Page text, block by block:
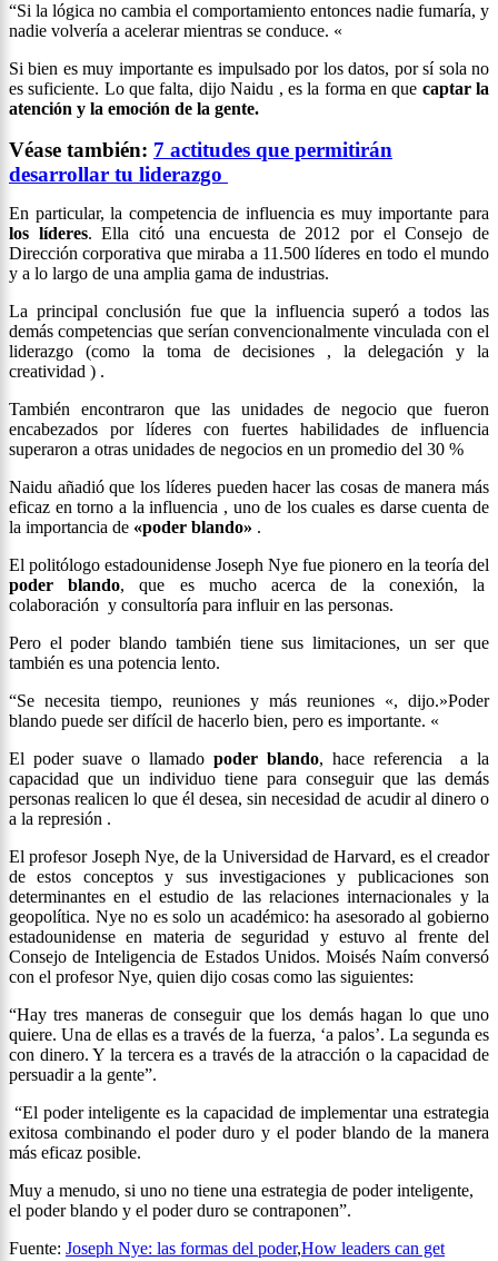
“Si la lógica no cambia el comportamiento entonces nadie fumaría, y
nadie volvería a acelerar mientras se conduce. «
Si bien es muy importante es impulsado por los datos, por sí sola no
es suficiente. Lo que falta, dijo Naidu , es la forma en que captar la
atención y la emoción de la gente.
Véase también: 7 actitudes que permitirán
desarrollar tu liderazgo
En particular, la competencia de influencia es muy importante para
los líderes. Ella citó una encuesta de 2012 por el Consejo de
Dirección corporativa que miraba a 11.500 líderes en todo el mundo
y a lo largo de una amplia gama de industrias.
La principal conclusión fue que la influencia superó a todos las
demás competencias que serían convencionalmente vinculada con el
liderazgo (como la toma de decisiones , la delegación y la
creatividad ) .
También encontraron que las unidades de negocio que fueron
encabezados por líderes con fuertes habilidades de influencia
superaron a otras unidades de negocios en un promedio del 30 %
Naidu añadió que los líderes pueden hacer las cosas de manera más
eficaz en torno a la influencia , uno de los cuales es darse cuenta de
la importancia de «poder blando» .
El politólogo estadounidense Joseph Nye fue pionero en la teoría del
poder blando, que es mucho acerca de la conexión, la
colaboración y consultoría para influir en las personas.
Pero el poder blando también tiene sus limitaciones, un ser que
también es una potencia lento.
“Se necesita tiempo, reuniones y más reuniones «, dijo.»Poder
blando puede ser difícil de hacerlo bien, pero es importante. «
El poder suave o llamado poder blando, hace referencia a la
capacidad que un individuo tiene para conseguir que las demás
personas realicen lo que él desea, sin necesidad de acudir al dinero o
a la represión .
El profesor Joseph Nye, de la Universidad de Harvard, es el creador
de estos conceptos y sus investigaciones y publicaciones son
determinantes en el estudio de las relaciones internacionales y la
geopolítica. Nye no es solo un académico: ha asesorado al gobierno
estadounidense en materia de seguridad y estuvo al frente del
Consejo de Inteligencia de Estados Unidos. Moisés Naím conversó
con el profesor Nye, quien dijo cosas como las siguientes:
“Hay tres maneras de conseguir que los demás hagan lo que uno
quiere. Una de ellas es a través de la fuerza, ‘a palos’. La segunda es
con dinero. Y la tercera es a través de la atracción o la capacidad de
persuadir a la gente”.
“El poder inteligente es la capacidad de implementar una estrategia
exitosa combinando el poder duro y el poder blando de la manera
más eficaz posible.
Muy a menudo, si uno no tiene una estrategia de poder inteligente,
el poder blando y el poder duro se contraponen”.
Fuente: Joseph Nye: las formas del poder,How leaders can get